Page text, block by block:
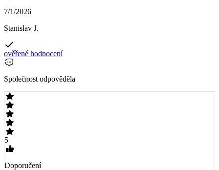
7/1/2026
Stanislav J.
ověřené hodnocení
Společnost odpověděla
5
Doporučení